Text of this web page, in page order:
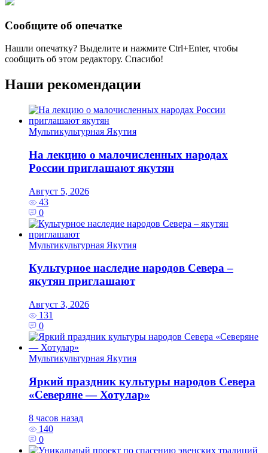
Сообщите об опечатке
Нашли опечатку? Выделите и нажмите Ctrl+Enter, чтобы
сообщить об этом редактору. Спасибо!
Наши рекомендации
Мультикультурная Якутия
На лекцию о малочисленных народах
России приглашают якутян
Август 5, 2026
43
0
Мультикультурная Якутия
Культурное наследие народов Севера –
якутян приглашают
Август 3, 2026
131
0
Мультикультурная Якутия
Яркий праздник культуры народов Севера
«Северяне — Хотулар»
8 часов назад
140
0